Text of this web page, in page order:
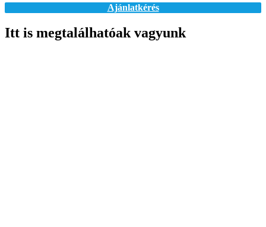
Ajánlatkérés
Itt is megtalálhatóak vagyunk